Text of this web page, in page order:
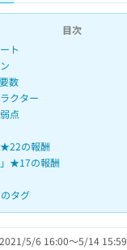
目次
ト
数
クター
点
★22の報酬
」★17の報酬
タグ
2021/5/6 16:00～5/14 15:59